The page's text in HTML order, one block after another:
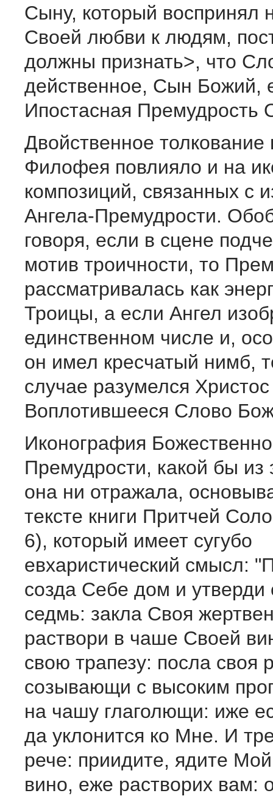
Сыну, который воспринял
Своей любви к людям,
должны признать>, что
действенное, Сын Божий,
Ипостасная Премудрость
Двойственное толкование
Филофея повлияло и на
композиций, связанных с
Ангела-Премудрости.
говоря, если в сцене
мотив троичности, то
рассматривалась как
Троицы, а если Ангел
единственном числе и,
он имел кресчатый нимб,
случае разумелся
Воплотившееся Слово
Иконография
Премудрости, какой бы из
она ни отражала,
тексте книги Притчей
6), который имеет сугубо
евхаристический смысл:
созда Себе дом и утверди
седмь: закла Своя
раствори в чаше Своей
свою трапезу: посла своя
созывающи с высоким
на чашу глаголющи: иже
да уклонится ко Мне. И
рече: приидите, ядите
вино, еже растворих вам: